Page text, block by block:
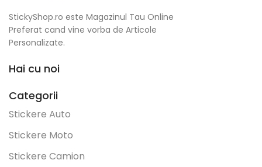
StickyShop.ro este Magazinul Tau Online
Preferat cand vine vorba de Articole
Personalizate.
Hai cu noi
Categorii
Stickere Auto
Stickere Moto
Stickere Camion